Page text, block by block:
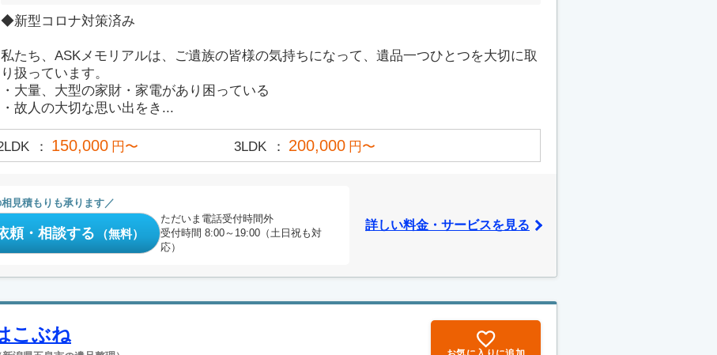
◆新型コロナ対策済み
私たち、ASKメモリアルは、ご遺族の皆様の気持ちになって、遺品一つひとつを大切に取
り扱っています。
・大量、大型の家財・家電があり困っている
・故人の大切な思い出をき...
150,000 円〜 3LDK 200,000 円〜
見積もりも承ります
頼・相談する （無料）
ただいま電話受付時間外
受付時間 8:00～19:00（土日祝も対
応）
詳しい料金・サービスを見る
こぶね